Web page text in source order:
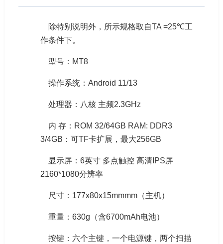
除特别说明外，所示规格取自TA =25℃工
作条件下。
型号：MT8
操作系统：Android 11/13
处理器：八核 主频2.3GHz
内 存：ROM 32/64GB RAM: DDR3
3/4GB：可TF卡扩展，最大256GB
显示屏：6英寸 多点触控 高清IPS屏
2160*1080分辨率
尺寸：177x80x15mmmm（主机）
重量：630g（含6700mAh电池）
按键：六个主键，一个电源键，两个扫描